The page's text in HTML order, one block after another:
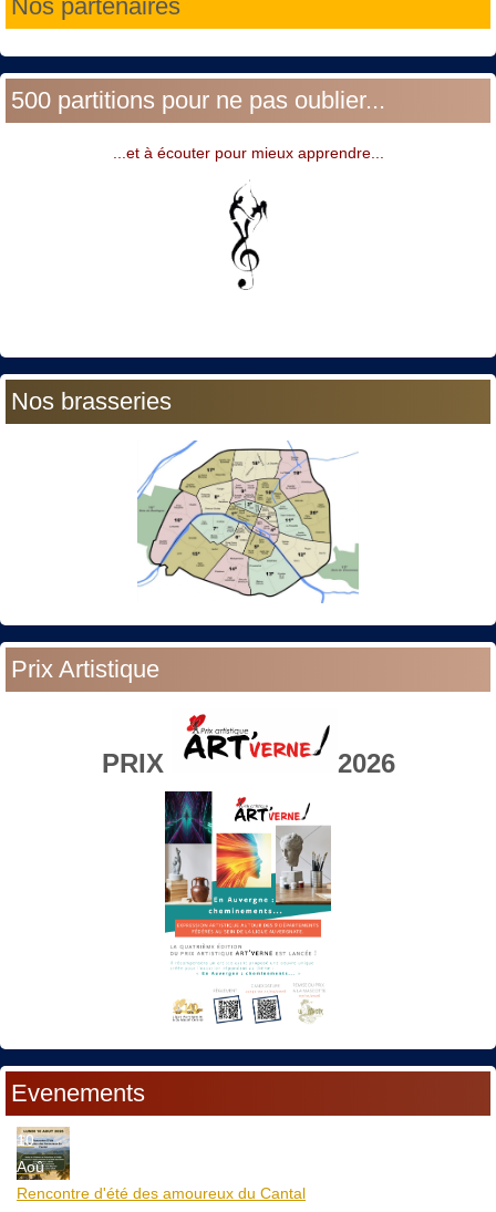
Nos partenaires
500 partitions pour ne pas oublier...
...et à écouter pour mieux apprendre...
Nos brasseries
Prix Artistique
PRIX 2026
Evenements
10
Aoû
Rencontre d'été des amoureux du Cantal
précédente
précédent
suivante
suivant